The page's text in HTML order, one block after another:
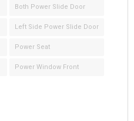
Both Power Slide Door
Left Side Power Slide Door
Power Seat
Power Window Front